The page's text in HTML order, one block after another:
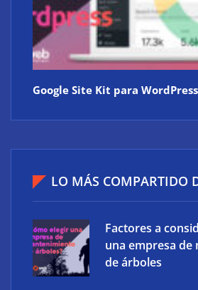
Google Site Kit para WordPress
LO MÁS COMPARTIDO
Factores a
una empresa
de árboles